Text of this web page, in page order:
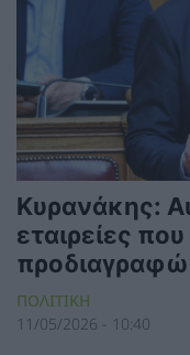
Κυρανάκης:
εταιρείες
ΠΟΛΙΤΙΚΗ
11/05/2026 - 10:40